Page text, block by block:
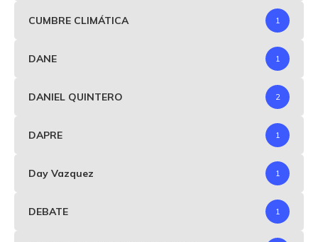
CUMBRE CLIMÁTICA 1
DANE 1
DANIEL QUINTERO 2
DAPRE 1
Day Vazquez 1
DEBATE 1